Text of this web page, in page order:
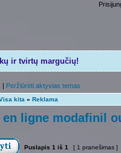
ir tvirtų margučių!
| Peržiūrėti aktyvias temas
kita » Reklama
ligne modafinil
Puslapis 1 iš 1 [ 1 pranešimas ]